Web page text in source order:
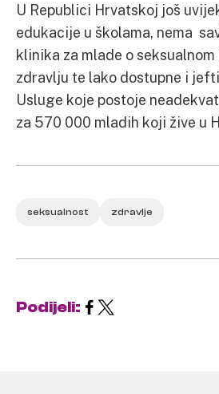
U Republici Hrvatskoj još
edukacije u školama, nema
klinika za mlade o
zdravlju te lako dostupne i
Usluge koje postoje
za 570 000 mladih koji žive u
seksualnost zdravlje
Podijeli: